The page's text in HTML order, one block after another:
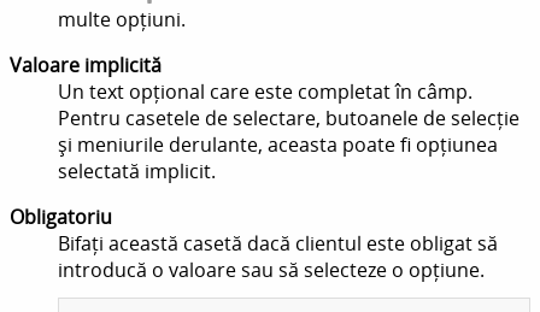
multe opțiuni.
Valoare implicită
Un text opțional care este completat în câmp.
Pentru casetele de selectare, butoanele de selecție
și meniurile derulante, aceasta poate fi opțiunea
selectată implicit.
Obligatoriu
Bifați această casetă dacă clientul este obligat să
introducă o valoare sau să selecteze o opțiune.